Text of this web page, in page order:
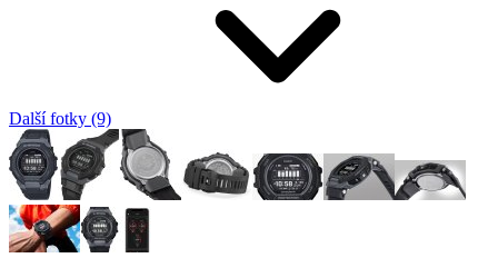
Další fotky (9)